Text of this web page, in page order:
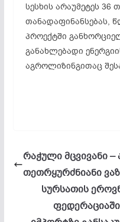
სესხის არაუმეტეს 36
თანადაფინანსებას,
პროექტში
განახლებადი
აგროლიზინგითაც
რაჭული მცვივანი
თეთრყურძნიანი
სურსათის